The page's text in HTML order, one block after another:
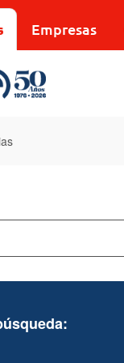
Empresas